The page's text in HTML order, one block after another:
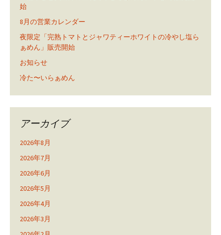
始
8月の営業カレンダー
夜限定「完熟トマトとジャワティーホワイトの冷やし塩ら
ぁめん」販売開始
お知らせ
冷た〜いらぁめん
アーカイブ
2026年8月
2026年7月
2026年6月
2026年5月
2026年4月
2026年3月